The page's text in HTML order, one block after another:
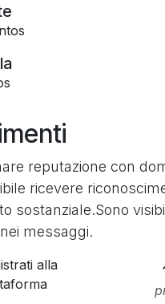
s
s
reputazione con
ricevere
sostanziale.Sono
messaggi.
alla